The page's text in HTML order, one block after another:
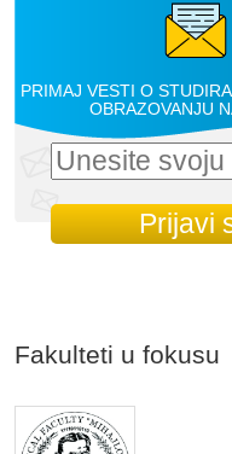
PRIMAJ VESTI O
OBRAZOVANJU
Fakulteti u fokusu